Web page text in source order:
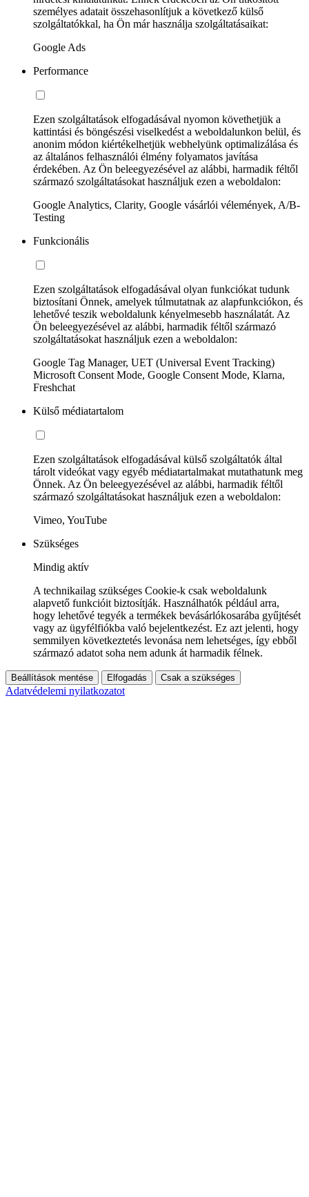
személyes adatait összehasonlítjuk a következő külső
szolgáltatókkal, ha Ön már használja szolgáltatásaikat:
Google Ads
Performance
Ezen szolgáltatások elfogadásával nyomon követhetjük a
kattintási és böngészési viselkedést a weboldalunkon belül, és
anonim módon kiértékelhetjük webhelyünk optimalizálása és
az általános felhasználói élmény folyamatos javítása
érdekében. Az Ön beleegyezésével az alábbi, harmadik féltől
származó szolgáltatásokat használjuk ezen a weboldalon:
Google Analytics, Clarity, Google vásárlói vélemények, A/B-
Testing
Funkcionális
Ezen szolgáltatások elfogadásával olyan funkciókat tudunk
biztosítani Önnek, amelyek túlmutatnak az alapfunkciókon, és
lehetővé teszik weboldalunk kényelmesebb használatát. Az
Ön beleegyezésével az alábbi, harmadik féltől származó
szolgáltatásokat használjuk ezen a weboldalon:
Google Tag Manager, UET (Universal Event Tracking)
Microsoft Consent Mode, Google Consent Mode, Klarna,
Freshchat
Külső médiatartalom
Ezen szolgáltatások elfogadásával külső szolgáltatók által
tárolt videókat vagy egyéb médiatartalmakat mutathatunk meg
Önnek. Az Ön beleegyezésével az alábbi, harmadik féltől
származó szolgáltatásokat használjuk ezen a weboldalon:
Vimeo, YouTube
Szükséges
Mindig aktív
A technikailag szükséges Cookie-k csak weboldalunk
alapvető funkcióit biztosítják. Használhatók például arra,
hogy lehetővé tegyék a termékek bevásárlókosarába gyűjtését
vagy az ügyfélfiókba való bejelentkezést. Ez azt jelenti, hogy
semmilyen következtetés levonása nem lehetséges, így ebből
származó adatot soha nem adunk át harmadik félnek.
Beállítások mentése Elfogadás Csak a szükséges
Adatvédelemi nyilatkozatot